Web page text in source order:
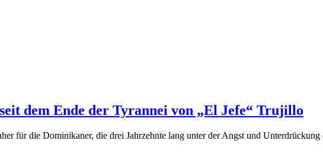
dem Ende der Tyrannei von „El Jefe“ Trujillo
für die Dominikaner, die drei Jahrzehnte lang unter der Angst und